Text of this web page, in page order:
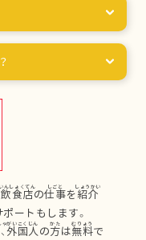
飲食店の仕事を紹介
ートもします。
外国人の方は無料で